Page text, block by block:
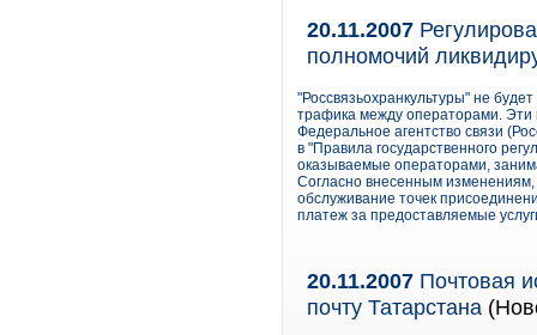
20.11.2007
полномочий
"Россвязьохранкультуры" не
трафика между операторами. Эти
Федеральное агентство связи
в "Правила государственного
оказываемые операторами,
Согласно внесенным
обслуживание точек
платеж за предоставляемые
20.11.2007 Почтовая
почту Татарстана